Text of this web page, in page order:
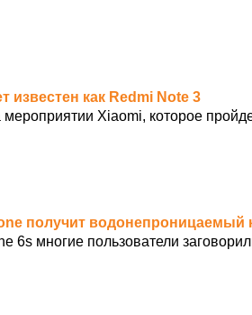
известен как Redmi Note 3
мероприятии Xiaomi, которое
получит водонепроницаемый
6s многие пользователи